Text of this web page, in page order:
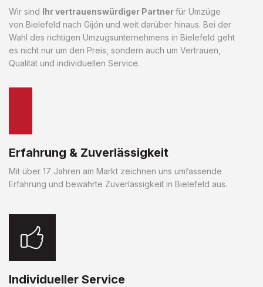
Wir sind Ihr vertrauenswürdiger Partnerfür Umzüge
von Bielefeld nach Gijón und weit darüber hinaus. Bei der
Wahl des richtigen Umzugsunternehmens in Bielefeld geht
es nicht nur um den Preis, sondern auch um Vertrauen,
Qualität und individuellen Service.
Erfahrung & Zuverlässigkeit
Mit über 17 Jahren am Markt zeichnen uns umfassende
Erfahrung und bewährte Zuverlässigkeit in Bielefeld aus.
Individueller Service